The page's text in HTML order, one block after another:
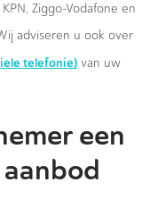
Ziggo-Vodafone en
adviseren u ook over
telefonie) van uw
een